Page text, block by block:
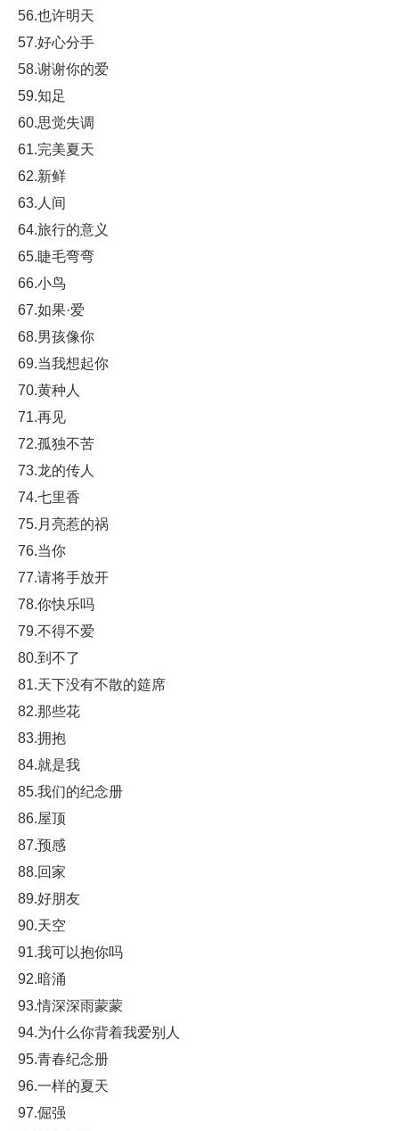
56.也许明天
57.好心分手
58.谢谢你的爱
59.知足
60.思觉失调
61.完美夏天
62.新鲜
63.人间
64.旅行的意义
65.睫毛弯弯
66.小鸟
67.如果·爱
68.男孩像你
69.当我想起你
70.黄种人
71.再见
72.孤独不苦
73.龙的传人
74.七里香
75.月亮惹的祸
76.当你
77.请将手放开
78.你快乐吗
79.不得不爱
80.到不了
81.天下没有不散的筵席
82.那些花
83.拥抱
84.就是我
85.我们的纪念册
86.屋顶
87.预感
88.回家
89.好朋友
90.天空
91.我可以抱你吗
92.暗涌
93.情深深雨蒙蒙
94.为什么你背着我爱别人
95.青春纪念册
96.一样的夏天
97.倔强